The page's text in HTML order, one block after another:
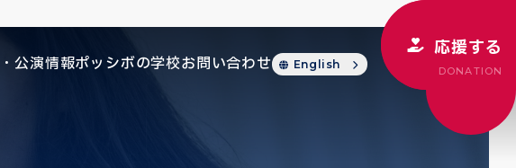
公演情報ポッシボの学校お問い合わせ English
応援する
DONATION